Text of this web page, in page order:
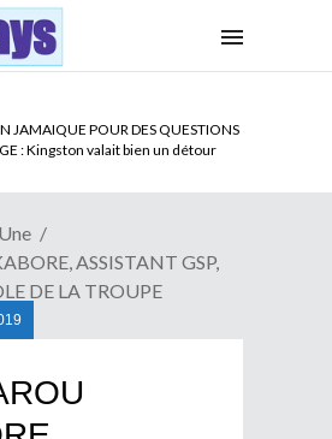
A LA TETE DU SENAT BENINOIS :
le pouvoir sans partir !
ASSISTANT GSP,
DE LA TROUPE